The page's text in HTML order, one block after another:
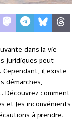
dans la vie
juridiques peut
Cependant, il existe
démarches,
Découvrez comment
et les inconvénients
à prendre.